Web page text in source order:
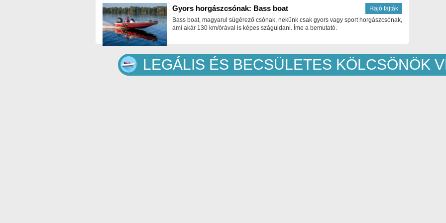
Hajó fajták
Gyors horgászcsónak: Bass boat
Bass boat, magyarul sügérező csónak, nekünk csak gyors vagy sport horgászcsónak,
ami akár 130 km/órával is képes száguldani. Íme a bemutató.
LEGÁLIS ÉS BECSÜLETES KÖLCSÖNÖK